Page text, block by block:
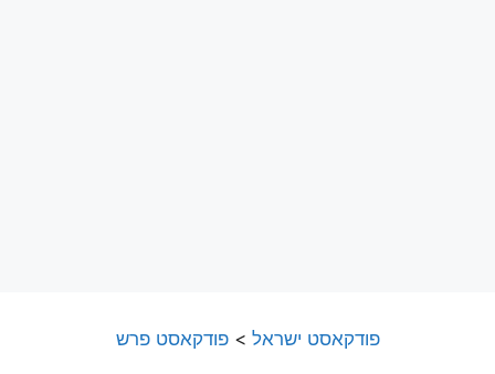
פודקאסט ישראל >פודקאסט פרש